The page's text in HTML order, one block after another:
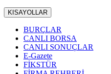
KISAYOLLAR
BURÇLAR
CANLI BORSA
CANLI SONUÇLAR
E-Gazete
FİKSTÜR